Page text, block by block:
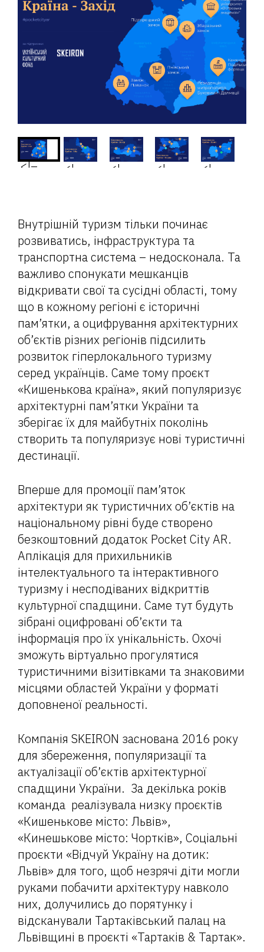
<!–
–>
<!–
–>
<!–
–>
<!–
–>
<!–
–>
Внутрішній туризм тільки починає
розвиватись, інфраструктура та
транспортна система – недосконала. Та
важливо спонукати мешканців
відкривати свої та сусідні області, тому
що в кожному регіоні є історичні
пам’ятки, а оцифрування архітектурних
об’єктів різних регіонів підсилить
розвиток гіперлокального туризму
серед українців. Саме тому проєкт
«Кишенькова країна», який популяризує
архітектурні пам’ятки України та
зберігає їх для майбутніх поколінь
створить та популяризує нові туристичні
дестинації.
Вперше для промоції пам’яток
архітектури як туристичних об’єктів на
національному рівні буде створено
безкоштовний додаток Pocket City AR.
Аплікація для прихильників
інтелектуального та інтерактивного
туризму і несподіваних відкриттів
культурної спадщини. Саме тут будуть
зібрані оцифровані об’єкти та
інформація про їх унікальність. Охочі
зможуть віртуально прогулятися
туристичними візитівками та знаковими
місцями областей України у форматі
доповненої реальності.
Компанія SKEIRON заснована 2016 року
для збереження, популяризації та
актуалізації об’єктів архітектурної
спадщини України. За декілька років
команда реалізувала низку проєктів
«Кишенькове місто: Львів»,
«Кинешькове місто: Чортків», Соціальні
проєкти «Відчуй Україну на дотик:
Львів» для того, щоб незрячі діти могли
руками побачити архітектуру навколо
них, долучились до порятунку і
відсканували Тартаківський палац на
Львівщині в проєкті «Тартаків & Тартак».